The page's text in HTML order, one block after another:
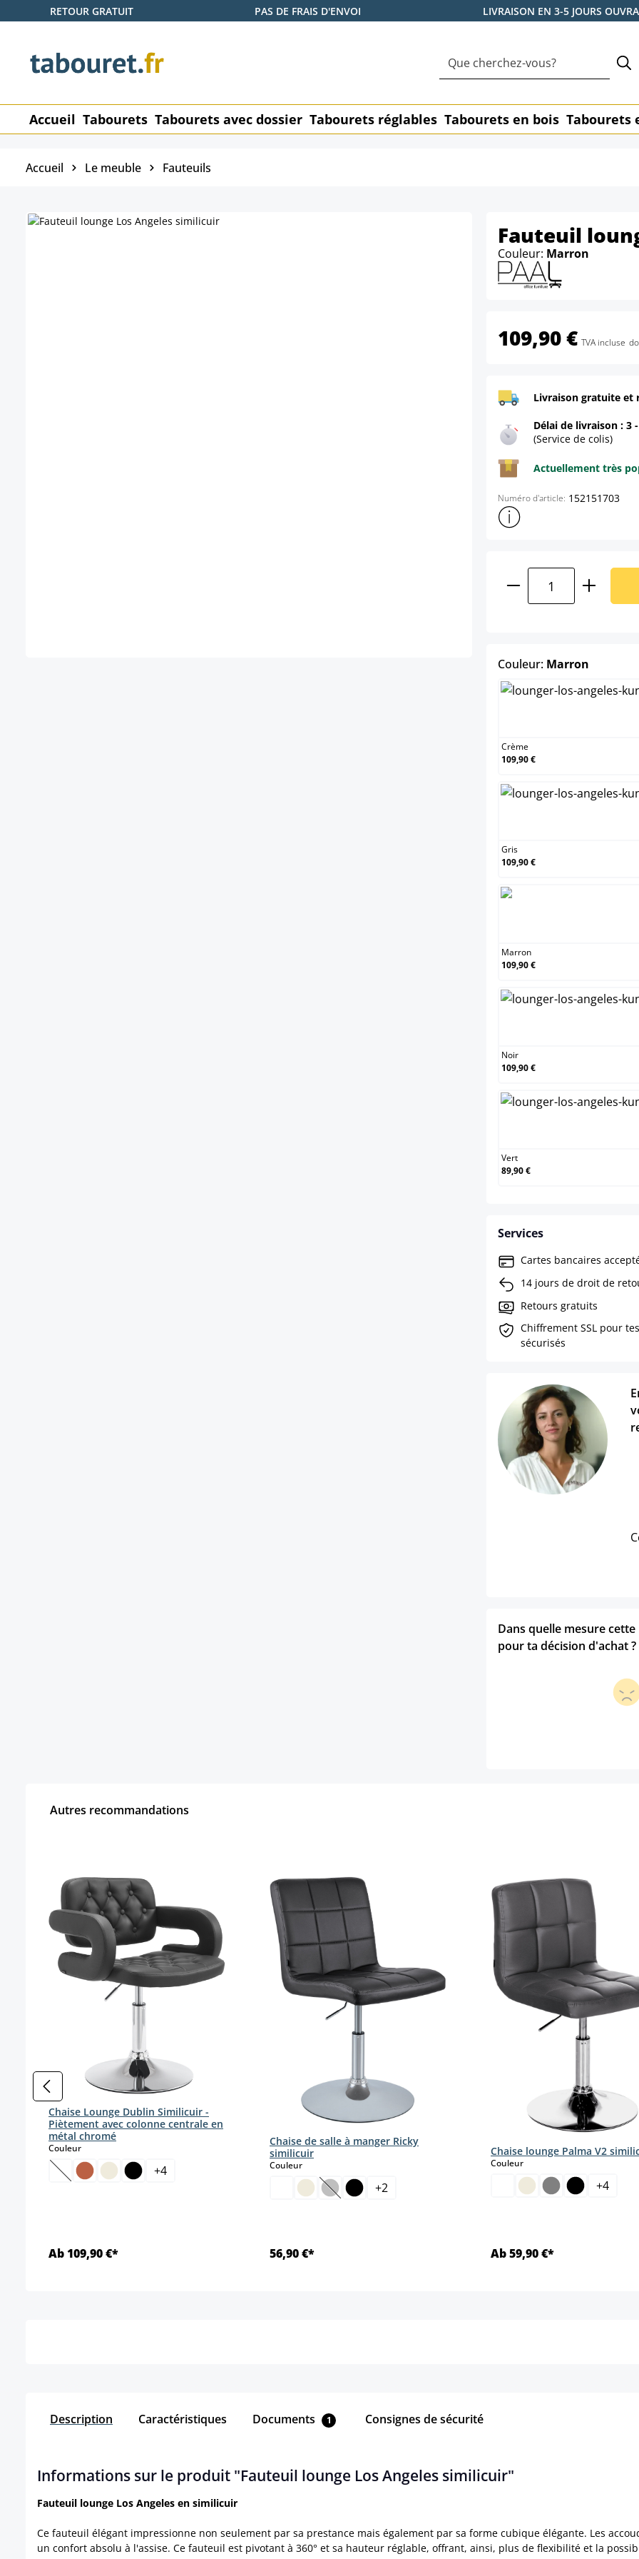
au contenu principal
Passer à la recherche
Passer à la navigation principale
RETOUR GRATUIT PAS DE FRAIS D'ENVOI LIVRAISON EN 3-5 JOURS
Accueil Tabourets Tabourets avec dossier Tabourets réglables Tabourets en bois Tabourets
Accueil Le meuble Fauteuils
Fauteuil
Couleur: Marron
109,90 € TVA incluse
Livraison gratuite et
Délai de livraison : 3
(Service de colis)
Actuellement très
Numéro d'article: 152151703
Afficher plus d'informations
Quantité de
Couleur: Marron
Crème
109,90 €
Gris
109,90 €
Marron
109,90 €
Noir
109,90 €
Vert
89,90 €
Services
Cartes bancaires
14 jours de droit de
Retours gratuits
Chiffrement SSL pour
sécurisés
Dans quelle mesure
pour ta décision d'achat ?
Autres recommandations
Chaise Lounge Dublin Similicuir -
Piètement avec colonne centrale en
métal chromé
Couleurselect
(Cette option n'est pas disponible pour le moment.)
+4
Ab 109,90 €*
Chaise de salle à manger Ricky
similicuir
Couleurselect
(Cette option n'est pas disponible pour le moment.)
+2
56,90 €*
Chaise lounge Palma V2
Couleurselect
+4
Ab 59,90 €*
Description Caractéristiques Documents 1 Consignes de sécurité
Informations sur le produit "Fauteuil lounge Los Angeles similicuir"
Fauteuil lounge Los Angeles en similicuir
Ce fauteuil élégant impressionne non seulement par sa prestance mais également par sa forme cubique élégante. Les
un confort absolu à l'assise. Ce fauteuil est pivotant à 360° et sa hauteur réglable, offrant, ainsi, plus de flexibilité et la